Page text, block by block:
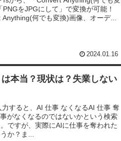
をJPGにして」で変換が可能！
何でも変換)画像、オーデ...
2024.01.16
は本当？現状は？失業しない
力すると、AI 仕事 なくなるAI 仕事 奪
がなくなるのではないかという検索
ですが、実際にAIに仕事を奪われた
か？ま...